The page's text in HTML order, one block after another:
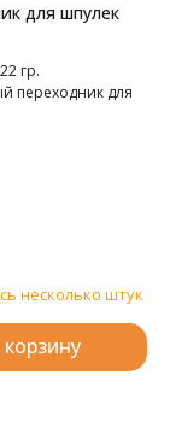
для шпулек
гр.
переходник для
несколько штук
корзину